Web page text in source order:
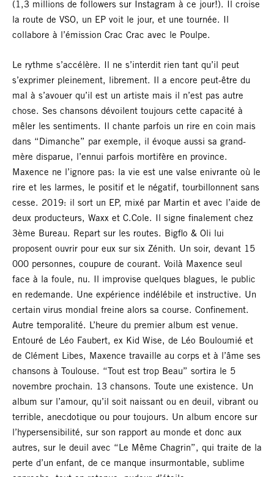
(1,3 millions de followers sur Instagram à ce jour!). Il croise
la route de VSO, un EP voit le jour, et une tournée. Il
collabore à l’émission Crac Crac avec le Poulpe.
Le rythme s’accélère. Il ne s’interdit rien tant qu’il peut
s’exprimer pleinement, librement. Il a encore peut-être du
mal à s’avouer qu’il est un artiste mais il n’est pas autre
chose. Ses chansons dévoilent toujours cette capacité à
mêler les sentiments. Il chante parfois un rire en coin mais
dans “Dimanche” par exemple, il évoque aussi sa grand-
mère disparue, l’ennui parfois mortifère en province.
Maxence ne l’ignore pas: la vie est une valse enivrante où le
rire et les larmes, le positif et le négatif, tourbillonnent sans
cesse. 2019: il sort un EP, mixé par Martin et avec l’aide de
deux producteurs, Waxx et C.Cole. Il signe finalement chez
3ème Bureau. Repart sur les routes. Bigflo & Oli lui
proposent ouvrir pour eux sur six Zénith. Un soir, devant 15
000 personnes, coupure de courant. Voilà Maxence seul
face à la foule, nu. Il improvise quelques blagues, le public
en redemande. Une expérience indélébile et instructive. Un
certain virus mondial freine alors sa course. Confinement.
Autre temporalité. L’heure du premier album est venue.
Entouré de Léo Faubert, ex Kid Wise, de Léo Bouloumié et
de Clément Libes, Maxence travaille au corps et à l’âme ses
chansons à Toulouse. “Tout est trop Beau” sortira le 5
novembre prochain. 13 chansons. Toute une existence. Un
album sur l’amour, qu’il soit naissant ou en deuil, vibrant ou
terrible, anecdotique ou pour toujours. Un album encore sur
l’hypersensibilité, sur son rapport au monde et donc aux
autres, sur le deuil avec “Le Même Chagrin”, qui traite de la
perte d’un enfant, de ce manque insurmontable, sublime